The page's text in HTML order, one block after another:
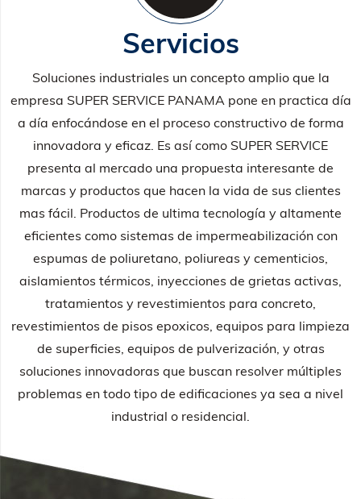
Servicios
Soluciones industriales un concepto amplio que la
empresa SUPER SERVICE PANAMA pone en practica día
a día enfocándose en el proceso constructivo de forma
innovadora y eficaz. Es así como SUPER SERVICE
presenta al mercado una propuesta interesante de
marcas y productos que hacen la vida de sus clientes
mas fácil. Productos de ultima tecnología y altamente
eficientes como sistemas de impermeabilización con
espumas de poliuretano, poliureas y cementicios,
aislamientos térmicos, inyecciones de grietas activas,
tratamientos y revestimientos para concreto,
revestimientos de pisos epoxicos, equipos para limpieza
de superficies, equipos de pulverización, y otras
soluciones innovadoras que buscan resolver múltiples
problemas en todo tipo de edificaciones ya sea a nivel
industrial o residencial.